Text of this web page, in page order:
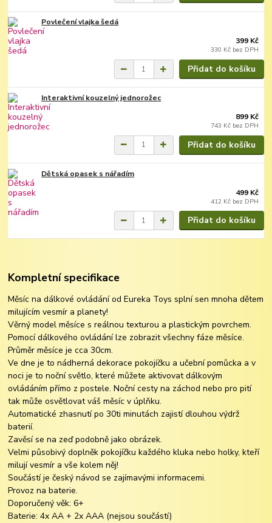
Povlečení vlajka šedá
399 Kč
330 Kč bez DPH
Přidat do košíku
Interaktivní kouzelný jednorožec
899 Kč
743 Kč bez DPH
Přidat do košíku
Dětská opasek s nářadím
499 Kč
412 Kč bez DPH
Přidat do košíku
Kompletní specifikace
Měsíc na dálkové ovládání od Eureka Toys splní sen mnoha dětem
milujícím vesmír a planety!
Věrný model měsíce s reálnou texturou a plastickým povrchem.
Pomocí dálkového ovládání lze zobrazit všechny fáze měsíce.
Průměr měsíce je cca 30cm.
Ve dne je to nádherná dekorace pokojíčku a učební pomůcka a v
noci je to noční světlo, které můžete aktivovat dálkovým
ovládáním přímo z postele. Noční cesty na záchod nebo pro pití
tak může osvětlovat váš měsíc v úplňku.
Automatické zhasnutí po 30ti minutách zajistí dlouhou výdrž
baterií.
Zavěsí se na zeď podobně jako obrázek.
Velmi působivý doplněk pokojíčku každého kluka nebo holky, kteří
milují vesmír a vše kolem něj!
Součástí je český návod se zajímavými informacemi.
Provoz na baterie.
Doporučený věk: 6+
Baterie: 4x AA + 2x AAA (nejsou součástí)